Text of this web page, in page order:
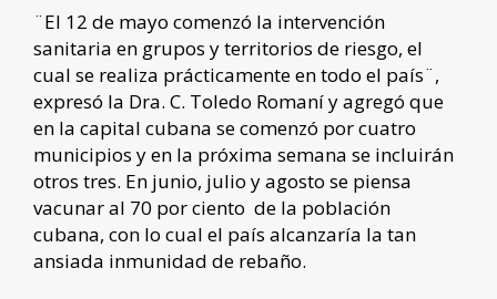
¨El 12 de mayo comenzó la intervención
sanitaria en grupos y territorios de riesgo, el
cual se realiza prácticamente en todo el país¨,
expresó la Dra. C. Toledo Romaní y agregó que
en la capital cubana se comenzó por cuatro
municipios y en la próxima semana se incluirán
otros tres. En junio, julio y agosto se piensa
vacunar al 70 por ciento de la población
cubana, con lo cual el país alcanzaría la tan
ansiada inmunidad de rebaño.